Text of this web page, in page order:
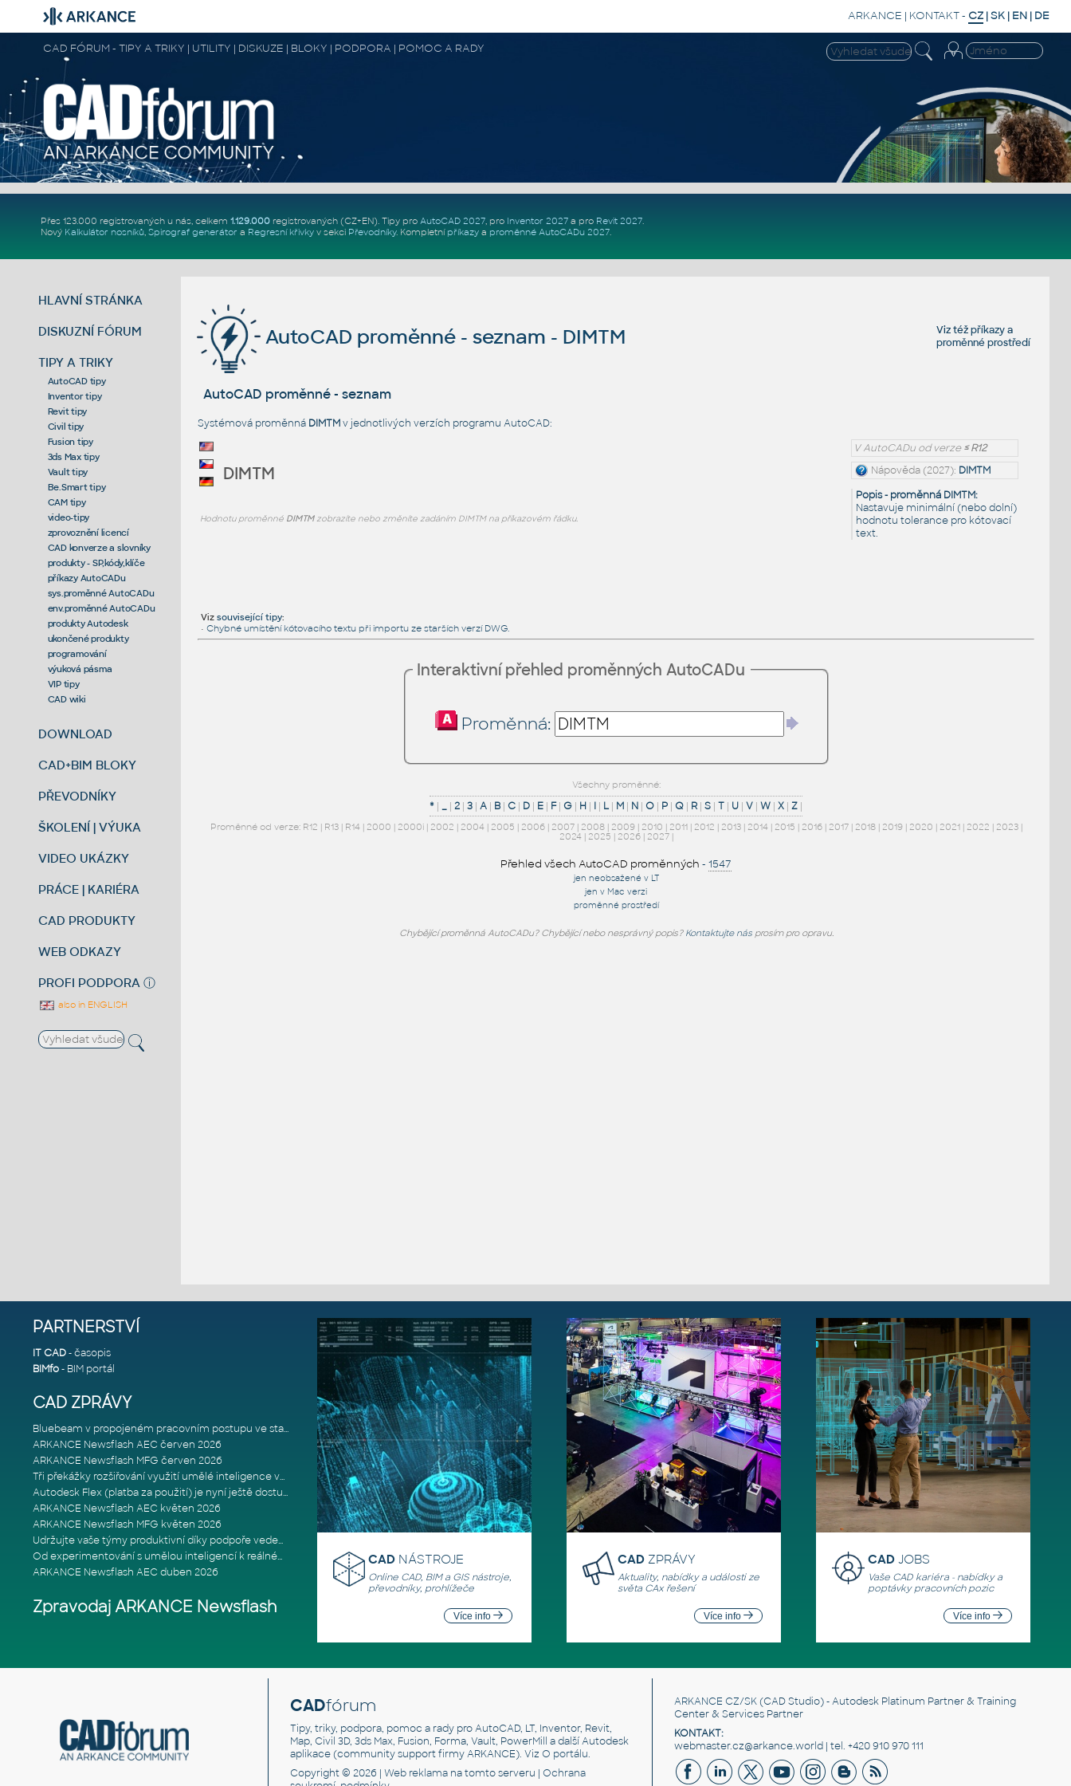
ARKANCE | KONTAKT- CZ |SK | EN | DE
CAD FÓRUM - TIPY A TRIKY | UTILITY | DISKUZE | BLOKY | PODPORA | POMOC A RADY
Přes 123.000 registrovaných u nás, celkem 1.129.000registrovaných (CZ+EN). Tipy pro AutoCAD 2027, pro Inventor 2027a pro Revit 2027.
Nový Kalkulátor nosníků, Spirograf generátor a Regresní křivkyv sekci Převodníky. Kompletní příkazya proměnné AutoCADu 2027.
HLAVNÍ STRÁNKA
DISKUZNÍ FÓRUM
TIPY A TRIKY
AutoCAD tipy
Inventor tipy
Revit tipy
Civil tipy
Fusion tipy
3ds Max tipy
Vault tipy
Be.Smart tipy
CAM tipy
video-tipy
zprovoznění licencí
CAD konverze a slovníky
produkty - SP,kódy,klíče
příkazy AutoCADu
sys.proměnné AutoCADu
env.proměnné AutoCADu
produkty Autodesk
ukončené produkty
programování
výuková pásma
VIP tipy
CAD wiki
DOWNLOAD
CAD+BIM BLOKY
PŘEVODNÍKY
ŠKOLENÍ | VÝUKA
VIDEO UKÁZKY
PRÁCE | KARIÉRA
CAD PRODUKTY
WEB ODKAZY
PROFI PODPORA ⓘ
also in ENGLISH
Viz téžpříkazya
proměnné prostředí
AutoCAD proměnné - seznam - DIMTM
AutoCAD proměnné - seznam
Systémová proměnná DIMTMv jednotlivých verzích programu AutoCAD:
V AutoCADu od verze≤ R12
Nápověda (2027): DIMTM
Popis - proměnná DIMTM:
Nastavuje minimální (nebo dolní)
hodnotu tolerance pro kótovací
text.
DIMTM
Hodnotu proměnné DIMTMzobrazíte nebo změníte zadáním DIMTM na příkazovém řádku.
Viz související tipy:
• Chybné umístění kótovacího textu při importu ze starších verzí DWG.
Interaktivní přehled proměnných AutoCADu
Proměnná:
Všechny proměnné:
* | _ |2 |3 |A | B |C | D | E | F|G | H | I | L | M | N |O | P |Q | R |S |T | U |V |W |X |Z |
Proměnné od verze: R12 | R13| R14| 2000 | 2000i| 2002 | 2004| 2005 | 2006| 2007| 2008| 2009| 2010 | 2011| 2012 | 2013| 2014| 2015 | 2016| 2017| 2018| 2019| 2020 | 2021| 2022 | 2023|
2024| 2025 | 2026| 2027|
Přehled všech AutoCAD proměnných -1547
jen neobsažené v LT
jen v Mac verzi
proměnné prostředí
Chybějící proměnná AutoCADu? Chybějící nebo nesprávný popis? Kontaktujte násprosím pro opravu.
PARTNERSTVÍ
IT CAD- časopis
BIMfo- BIM portál
CAD ZPRÁVY
Bluebeam v propojeném pracovním postupu ve stavebnictví: Proč je int
ARKANCE Newsflash AEC červen 2026
ARKANCE Newsflash MFG červen 2026
Tři překážky rozšiřování využití umělé inteligence ve stavebním prům
Autodesk Flex (platba za použití) je nyní ještě dostupnější
ARKANCE Newsflash AEC květen 2026
ARKANCE Newsflash MFG květen 2026
Udržujte vaše týmy produktivní díky podpoře vedené odborníky
Od experimentování s umělou inteligencí k reálnému dopadu na podniká
ARKANCE Newsflash AEC duben 2026
Zpravodaj ARKANCE Newsflash
CAD NÁSTROJE
Online CAD, BIM a GIS nástroje,
převodníky, prohlížeče
Více info
CAD ZPRÁVY
Aktuality, nabídky a události ze
světa CAx řešení
Více info
CADJOBS
Vaše CAD kariéra - nabídky a
poptávky pracovních pozic
Více info
CADfórum
Tipy, triky, podpora, pomoc a rady pro AutoCAD, LT, Inventor, Revit,
Map, Civil 3D, 3ds Max, Fusion, Forma, Vault, PowerMill a další Autodesk
aplikace (community support firmy ARKANCE). Viz O portálu.
Copyright © 2026 | Web reklamana tomto serveru | Ochrana
ARKANCE CZ/SK(CAD Studio) - Autodesk Platinum Partner & Training
Center & Services Partner
KONTAKT:
webmaster.cz@arkance.world | tel. +420 910 970 111